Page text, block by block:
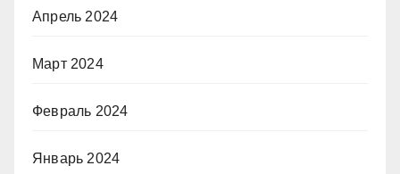
Апрель 2024
Март 2024
Февраль 2024
Январь 2024